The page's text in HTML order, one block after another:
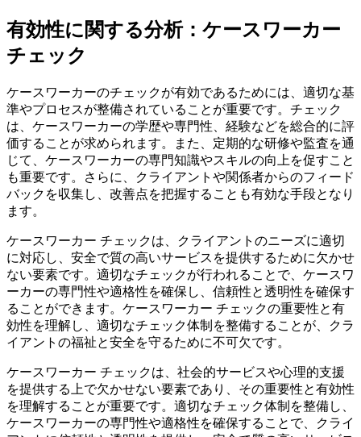
有効性に関する分析：ケースワーカー
チェック
ケースワーカーのチェックが有効であるためには、適切な基
準やプロセスが整備されていることが重要です。チェック
は、ケースワーカーの学歴や専門性、経験などを総合的に評
価することが求められます。また、定期的な研修や監査を通
じて、ケースワーカーの専門知識やスキルの向上を促すこと
も重要です。さらに、クライアントや関係者からのフィード
バックを収集し、改善点を把握することも有効な手段となり
ます。
ケースワーカー チェックは、クライアントのニーズに適切
に対応し、安全で質の高いサービスを提供するために欠かせ
ない要素です。適切なチェックが行われることで、ケースワ
ーカーの専門性や適格性を確保し、信頼性と透明性を確保す
ることができます。ケースワーカー チェックの重要性と有
効性を理解し、適切なチェック体制を整備することが、クラ
イアントの福祉と安全を守るために不可欠です。
ケースワーカー チェックは、社会的サービスや心理的支援
を提供する上で欠かせない要素であり、その重要性と有効性
を理解することが重要です。適切なチェック体制を整備し、
ケースワーカーの専門性や適格性を確保することで、クライ